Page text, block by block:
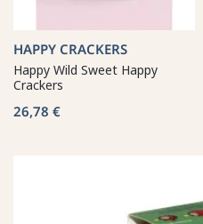
HAPPY CRACKERS
Happy Wild Sweet Happy
Crackers
26,78 €